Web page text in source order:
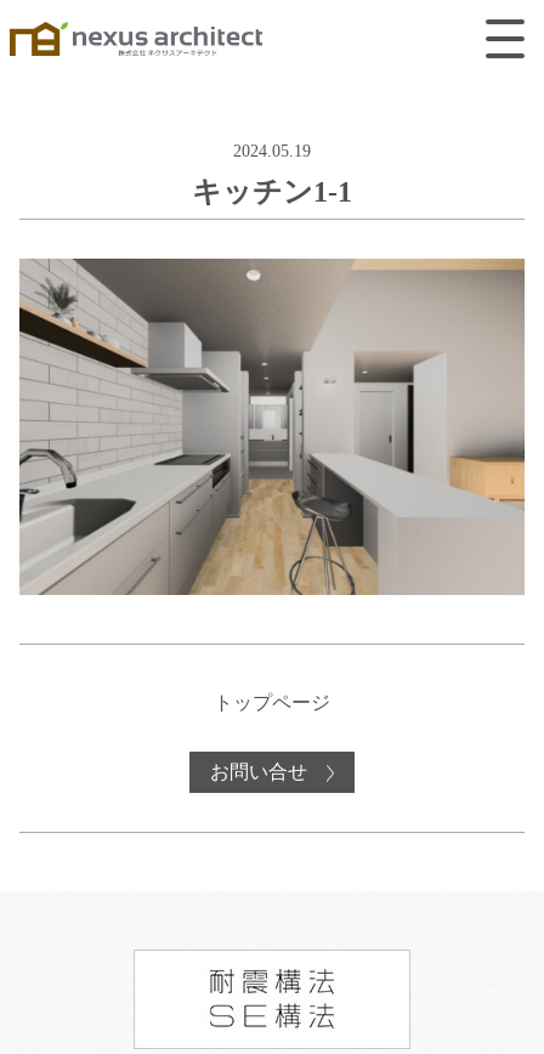
2024.05.19
キッチン1-1
トップページ
お問い合せ